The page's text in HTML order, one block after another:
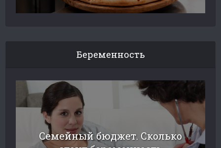
Беременность
Семейный бюджет. Сколько